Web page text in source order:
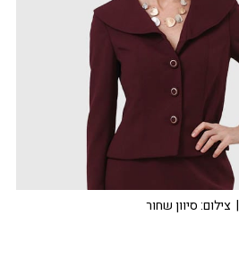
| צילום: סיוון שחור